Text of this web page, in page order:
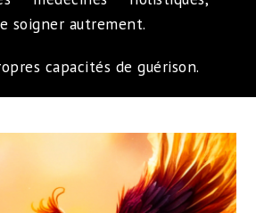
soigner autrement.
capacités de guérison.